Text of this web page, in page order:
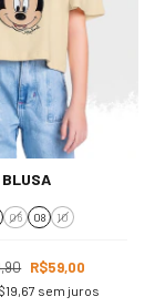
BLUSA
06 08 10
R$59,00
sem juros